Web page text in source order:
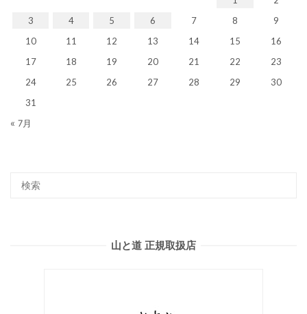
3
4 5 6 7 8
9
10
11 12 13 14 15
16
17
18 19 20 21 22
23
24
25 26 27 28 29
30
31
« 7月
山と道 正規取扱店